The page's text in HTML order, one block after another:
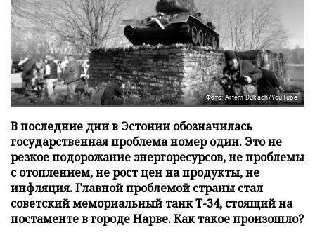
Фото: Artem Dukach/YouTube
В последние дни в Эстонии обозначилась
государственная проблема номер один. Это не
резкое подорожание энергоресурсов, не проблемы
с отоплением, не рост цен на продукты, не
инфляция. Главной проблемой страны стал
советский мемориальный танк Т-34, стоящий на
постаменте в городе Нарве. Как такое произошло?